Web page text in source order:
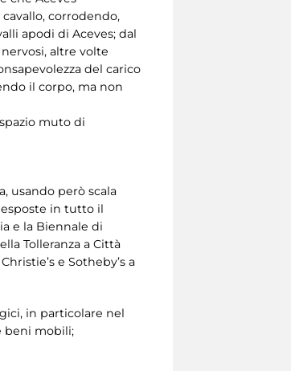
corrodendo,
apodi di Aceves; dal
altre volte
del carico
il corpo, ma non
muto di
usando però scala
in tutto il
e la Biennale di
Tolleranza a Città
e Sotheby’s a
in particolare nel
beni mobili;